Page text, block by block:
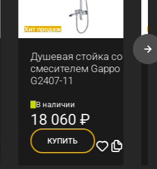
Хит продаж
Душевая стойка со
смесителем Gappo
G2407-11
В наличии
18 060₽
КУПИТЬ